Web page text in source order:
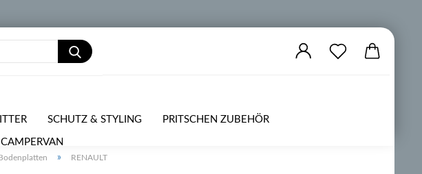
SCHUTZ & STYLING PRITSCHEN ZUBEHÖR
CAMPERVAN
PKW ZUBEHÖR
» RENAULT